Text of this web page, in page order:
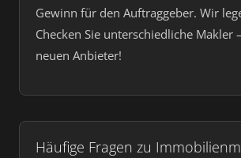
Gewinn für den Auftraggeber. Wir
Checken Sie unterschiedliche Makler
neuen Anbieter!
Häufige Fragen zu